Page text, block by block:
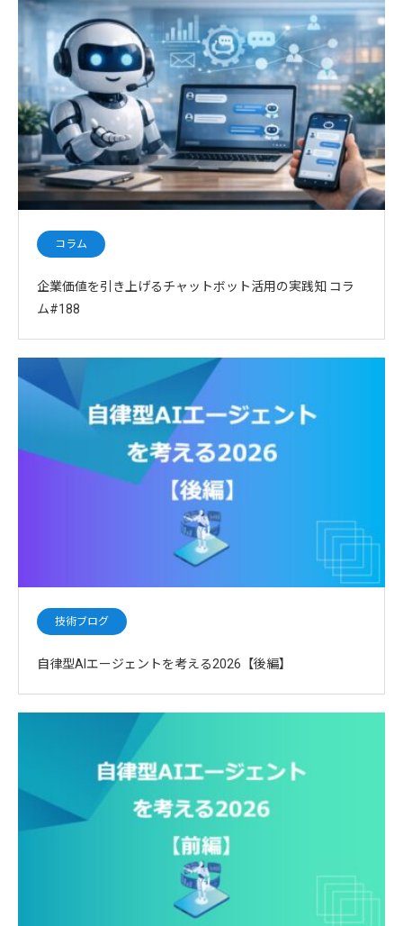
コラム
企業価値を引き上げるチャットボット活用の実践知 コラ
ム#188
技術ブログ
自律型AIエージェントを考える2026【後編】